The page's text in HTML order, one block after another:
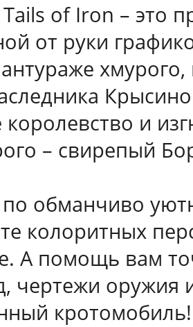
Tails of Iron – это
от руки
королевство и
– свирепый
по обманчиво
колоритных
А помощь вам
чертежи оружия
кротомобиль!